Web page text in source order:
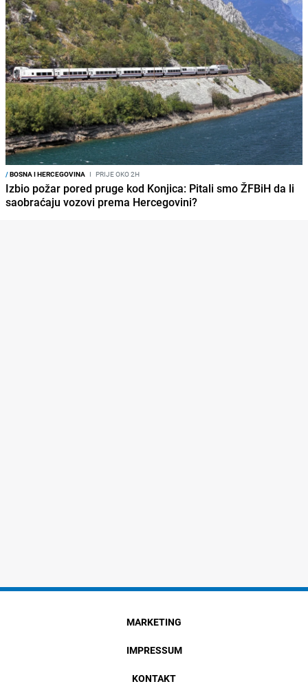
/BOSNA I HERCEGOVINA I PRIJE OKO 2H
Izbio požar pored pruge kod Konjica: Pitali smo ŽFBiH da li
saobraćaju vozovi prema Hercegovini?
MARKETING
IMPRESSUM
KONTAKT